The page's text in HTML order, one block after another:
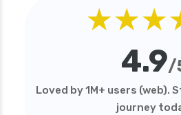
4.9/
Loved by 1M+ users (web).
journey